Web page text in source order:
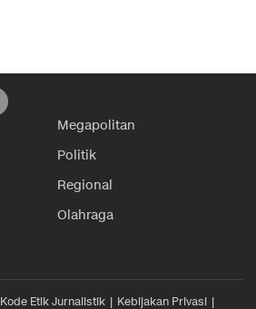
Megapolitan
Politik
Regional
Olahraga
Kode Etik Jurnalistik Kebijakan Privasi